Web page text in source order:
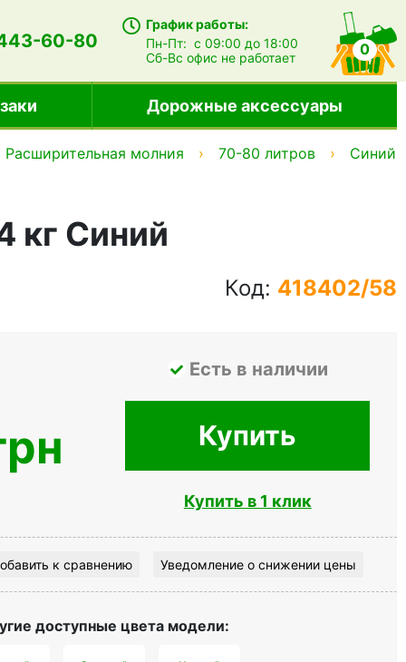
60-80
График работы:
Пн-Пт:с 09:00 до 18:00
Сб-Всофис не работает 0
Дорожные аксессуары
Расширительная молния 70-80 литров
Синий
кг Синий
Код: 418402/58
Есть в наличии
Купить
Купить в 1 клик
к сравнению Уведомление о снижении цены
доступные цвета модели: